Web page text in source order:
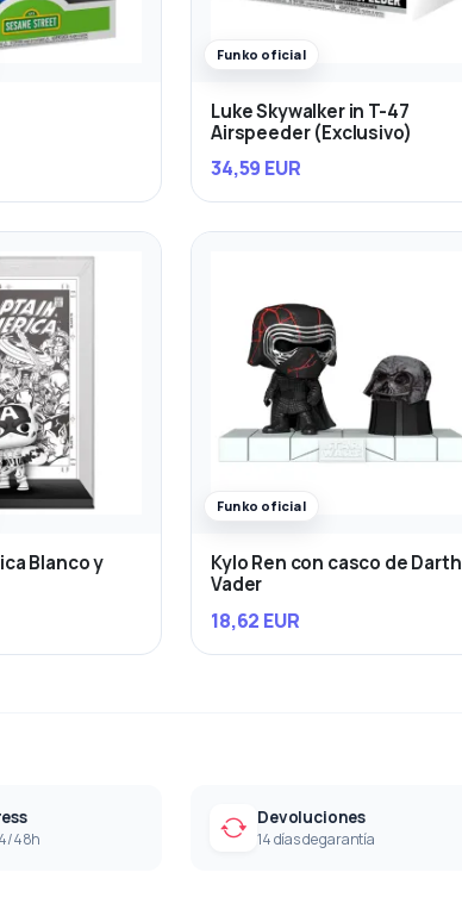
Funko oficial
Luke Skywalker in T-47
Airspeeder (Exclusivo)
34,59 EUR
Blanco y
Funko oficial
Kylo Ren con casco de Darth
Vader
18,62 EUR
48h
Devoluciones
14 días de garantía